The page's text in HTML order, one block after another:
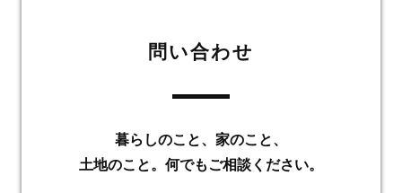
問い合わせ
暮らしのこと、家のこと、
土地のこと。何でもご相談ください。